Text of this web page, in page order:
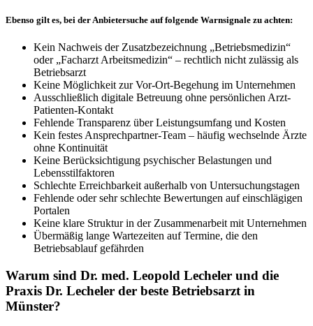
Ebenso gilt es, bei der Anbietersuche auf folgende Warnsignale zu achten:
Kein Nachweis der Zusatzbezeichnung „Betriebsmedizin“
oder „Facharzt Arbeitsmedizin“ – rechtlich nicht zulässig als
Betriebsarzt
Keine Möglichkeit zur Vor-Ort-Begehung im Unternehmen
Ausschließlich digitale Betreuung ohne persönlichen Arzt-
Patienten-Kontakt
Fehlende Transparenz über Leistungsumfang und Kosten
Kein festes Ansprechpartner-Team – häufig wechselnde Ärzte
ohne Kontinuität
Keine Berücksichtigung psychischer Belastungen und
Lebensstilfaktoren
Schlechte Erreichbarkeit außerhalb von Untersuchungstagen
Fehlende oder sehr schlechte Bewertungen auf einschlägigen
Portalen
Keine klare Struktur in der Zusammenarbeit mit Unternehmen
Übermäßig lange Wartezeiten auf Termine, die den
Betriebsablauf gefährden
Warum sind Dr. med. Leopold Lecheler und die
Praxis Dr. Lecheler der beste Betriebsarzt in
Münster?